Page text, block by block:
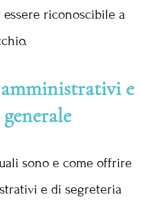
riconoscibile a
amministrativi e
sono e come offrire
e di segreteria